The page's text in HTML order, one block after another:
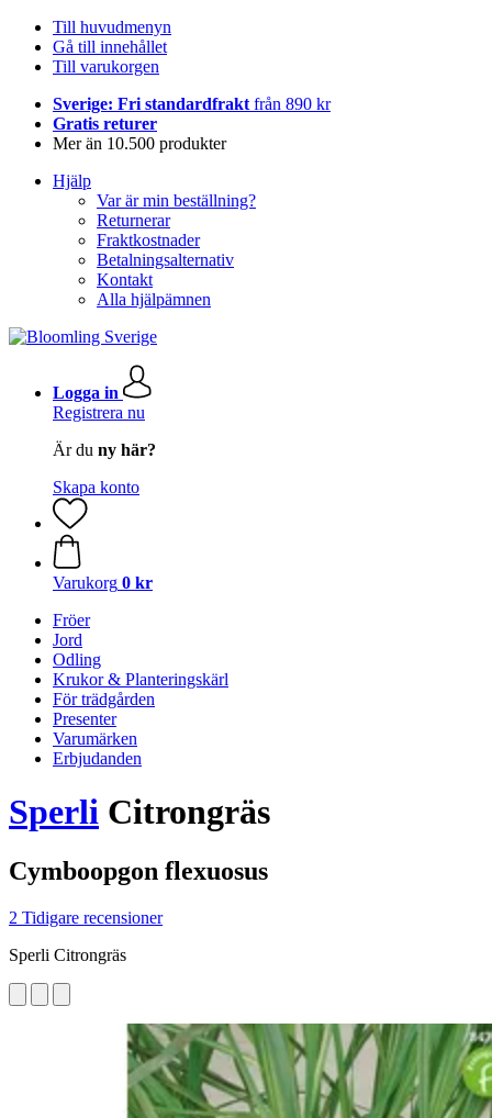
Till huvudmenyn
Gå till innehållet
Till varukorgen
Sverige: Fri standardfrakt från 890 kr
Gratis returer
Mer än 10.500 produkter
Hjälp
Var är min beställning?
Returnerar
Fraktkostnader
Betalningsalternativ
Kontakt
Alla hjälpämnen
Logga in
Registrera nu
Är du ny här?
Skapa konto
Varukorg 0 kr
Fröer
Jord
Odling
Krukor & Planteringskärl
För trädgården
Presenter
Varumärken
Erbjudanden
Sperli Citrongräs
Cymboopgon flexuosus
2 Tidigare recensioner
Sperli Citrongräs